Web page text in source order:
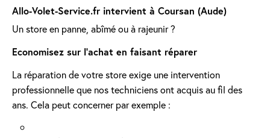
Allo-Volet-Service.fr intervient à Coursan (Aude)
Un store en panne, abîmé ou à rajeunir ?
Economisez sur l'achat en faisant réparer
La réparation de votre store exige une intervention
professionnelle que nos techniciens ont acquis au fil des
ans. Cela peut concerner par exemple :